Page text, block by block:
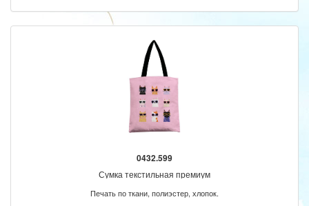
0432.599
Сумка текстильная премиум
Печать по ткани, полиэстер, хлопок.